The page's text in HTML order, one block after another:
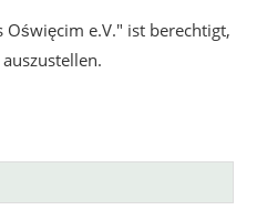
Oświęcim e.V." ist berechtigt,